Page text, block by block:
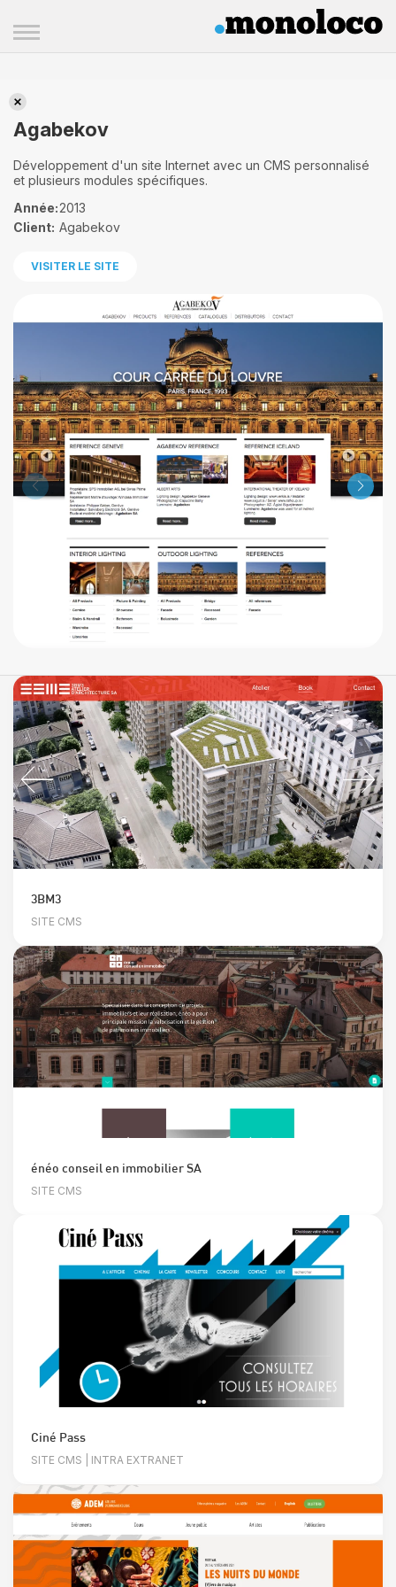
Agabekov
Développement d'un site Internet avec un CMS personnalisé
et plusieurs modules spécifiques.
Année:2013
Client: Agabekov
VISITER LE SITE
3BM3
SITE CMS
énéo conseil en immobilier SA
SITE CMS
Ciné Pass
SITE CMS | INTRA EXTRANET